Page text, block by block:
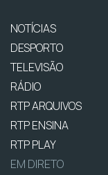
NOTÍCIAS
DESPORTO
TELEVISÃO
RÁDIO
RTP ARQUIVOS
RTP ENSINA
RTP PLAY
EM DIRETO